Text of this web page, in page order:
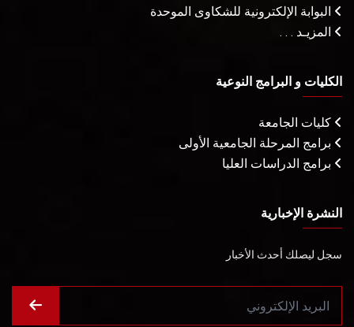
البوابة الإلكترونية للشكاوى الموحدة
المزيـد . . .
الكليات و البرامج النوعية
كليات الجامعة
برامج المرحلة الجامعية الأولى
برامج الدراسات العليا
النشرة الإخبارية
سجل ليصلك أحدث الأخبار